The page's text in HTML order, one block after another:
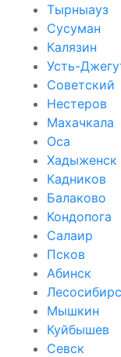
Тырныауз
Сусуман
Калязин
Усть-
Советский
Нестеров
Махачкала
Оса
Хадыженск
Кадников
Балаково
Кондопога
Салаир
Псков
Абинск
Мышкин
Куйбышев
Севск